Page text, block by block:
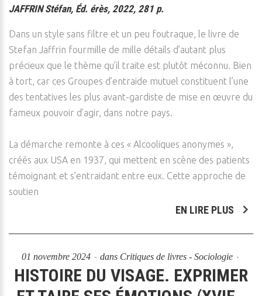
JAFFRIN Stéfan, Éd. érès, 2022, 281 p.
Dans un style sans filtre et un peu foutraque, le livre de
Stefan Jaffrin fourmille de mille détails d’autant plus
précieux que le thème qu’il traite est plutôt méconnu. Bien
à tort, car ces Groupes d’entraide mutuel constituent l’une
des tentatives les plus avant-gardiste de mise en œuvre du
fameux pouvoir d’agir, dans notre pays.
La démarche remonte à ces « Alcooliques anonymes »,
créés aux USA en 1937, qui mettent en scène des patients
témoignant et s’entraidant entre eux. Cette approche de
soutien
EN LIRE PLUS
01 novembre 2024 dans Critiques de livres - Sociologie
HISTOIRE DU VISAGE. EXPRIMER